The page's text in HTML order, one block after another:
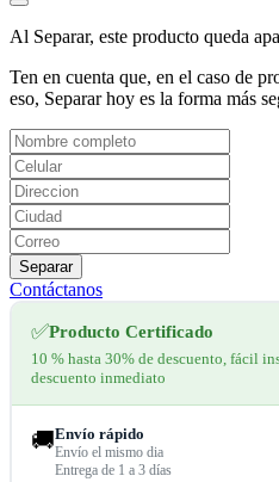
Al Separar, este producto queda
Ten en cuenta que, en el caso de
eso, Separar hoy es la forma más
Separar
Contáctanos
✅Producto Certificado
10 % hasta 30% de descuento, fácil
descuento inmediato
🚚Envío rápido
Envío el mismo dia
Entrega de 1 a 3 días